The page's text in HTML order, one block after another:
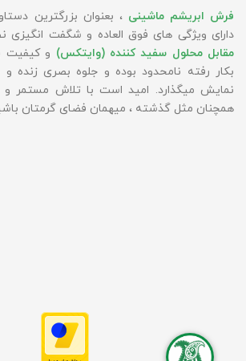
فرش ابریشم ماشینی ، بعنوان بزرگترین
دارای ویژگی های فوق العاده و شگفت انگیزی
مقابل محلول سفید کننده (وایتکس) و کیفیت
بکار رفته نامحدود بوده و جلوه بصری زنده و
نمایش میگذارد. امید است با تلاش مستمر و
همچنان مثل گذشته ، میهمان فضای گرمتان